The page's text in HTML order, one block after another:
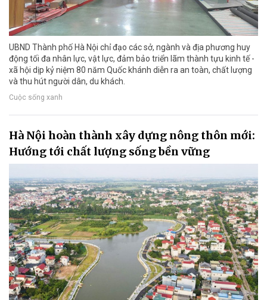
UBND Thành phố Hà Nội chỉ đạo các sở, ngành và địa phương huy
động tối đa nhân lực, vật lực, đảm bảo triển lãm thành tựu kinh tế -
xã hội dịp kỷ niệm 80 năm Quốc khánh diễn ra an toàn, chất lượng
và thu hút người dân, du khách.
Cuộc sống xanh
Hà Nội hoàn thành xây dựng nông thôn mới:
Hướng tới chất lượng sống bền vững